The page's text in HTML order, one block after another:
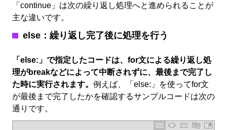
「continue」は次の繰り返し処理へと進められることが
主な違いです。
else：繰り返し完了後に処理を行う
「else:」で指定したコードは、for文による繰り返し処
理がbreakなどによって中断されずに、最後まで完了し
た時に実行されます。 例えば、「else:」を使ってfor文
が最後まで完了したかを確認するサンプルコードは次の
通りです。